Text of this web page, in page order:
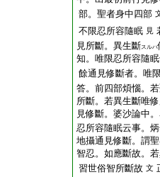
部。聖者身中四部
不限忍所容隨眠 見
見所斷。異生斷スルハ
知。唯限忍所容隨
餘通見修斷者。唯
答。前四部煩惱。
所斷。若異生斷唯
見修斷。婆沙論中
忍所容隨眠云事。
地攝通見修斷。謂
智忍。如應斷故。
習世俗智所斷故 文